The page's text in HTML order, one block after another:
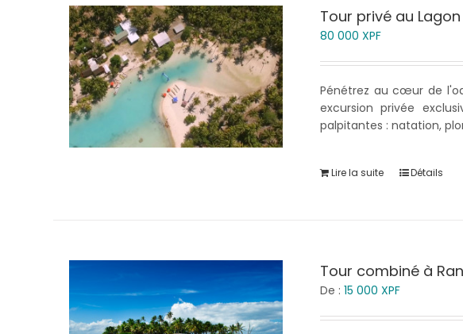
Tour privé au
80 000 XPF
Pénétrez au cœur de
excursion privée
palpitantes : natation,
Lire la suite Détails
Tour combiné à
De : 15 000 XPF